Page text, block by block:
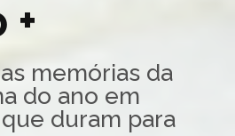
memórias da
do ano em
duram para